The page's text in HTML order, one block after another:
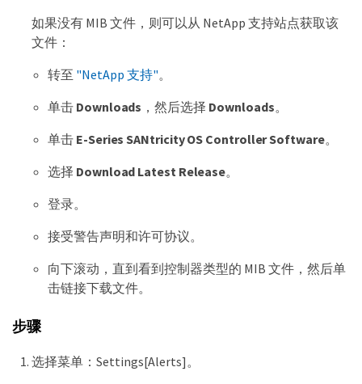
如果没有 MIB 文件，则可以从 NetApp 支持站点获取该
文件：
转至 "NetApp 支持"。
单击 Downloads ，然后选择 Downloads。
单击 E-Series SANtricity OS Controller Software。
选择 Download Latest Release。
登录。
接受警告声明和许可协议。
向下滚动，直到看到控制器类型的 MIB 文件，然后单
击链接下载文件。
步骤
选择菜单：Settings[Alerts]。